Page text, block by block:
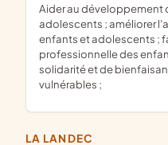
aider au développement de l'éducation des enfants et
adolescents ; améliorer
enfants et adolescents ;
professionnelle des
solidarité et de
vulnérables ;
LA LANDEC